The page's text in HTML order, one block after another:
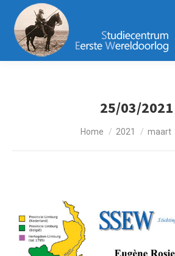
25/03/2021
Je bent hier:
Home 2021 maart